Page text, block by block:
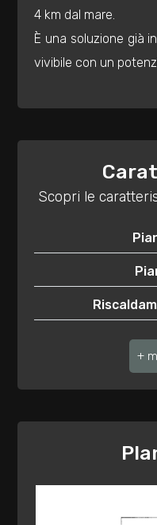
4 km dal mare.
È una soluzione già
vivibile con un
Scopri le
Posto
Assenza
Qualsiasi
minimi